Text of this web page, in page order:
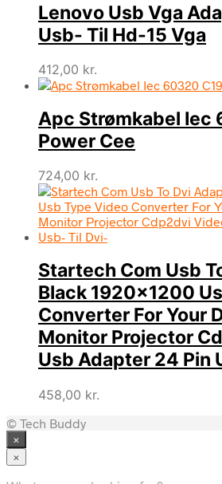
Lenovo Usb Vga
Usb- Til Hd-15 Vga
412,00 kr.
Apc Strømkabel Iec
Power Cee
724,00 kr.
Startech Com Usb
Black 1920×1200
Converter For Your
Monitor Projector
Usb Adapter 24 Pin
458,00 kr.
© Tech Buddy
×
×